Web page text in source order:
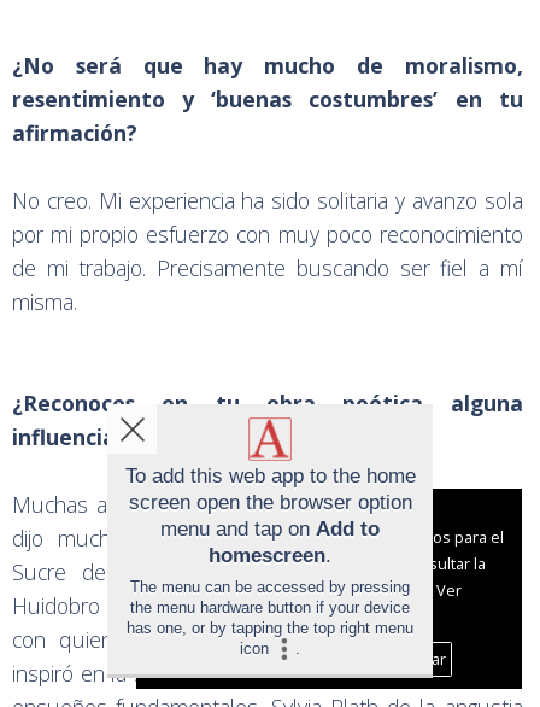
¿No será que hay mucho de moralismo,
resentimiento y ‘buenas costumbres’ en tu
afirmación?
No creo. Mi experiencia ha sido solitaria y avanzo sola
por mi propio esfuerzo con muy poco reconocimiento
de mi trabajo. Precisamente buscando ser fiel a mí
misma.
¿Reconoces en tu obra poética alguna
influencia importante?
Muchas a lo largo de mi trabajo poético. Pessoa me
dijo mucho de la profundidad del poema; Ramos
Sucre de la forma y la libertad poética; Vicente
Huidobro de su vuelo poético; Ana Enriqueta Terán,
con quien pude tener comunicación personal, me
inspiró en la sacralidad del poema. Olga Orozco de los
Aviso sobre el Uso de cookies:
Utilizamos cookies nuestras y de terceros para el
funcionamiento del digital. Puedes consultar la
lista de cookies y como desconectarlas.
Ver
nuestra Política de Privacidad y Cookies
Aceptar Cookies
Personalizar
To add this web app to the home
screen open the browser option
menu and tap on Add to
homescreen.
The menu can be accessed by pressing
the menu hardware button if your device
has one, or by tapping the top right menu
icon
.